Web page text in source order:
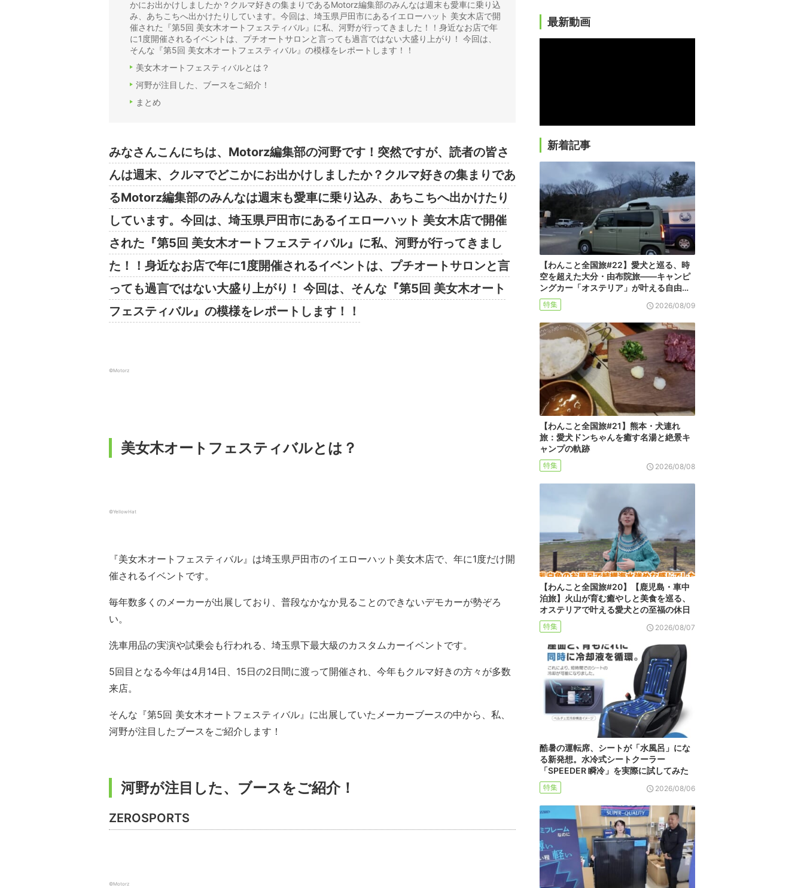
かにお出かけしましたか？クルマ好きの集まりであるMotorz編集部のみんなは週末も愛車に乗り込
み、あちこちへ出かけたりしています。今回は、埼玉県戸田市にあるイエローハット 美女木店で開
催された『第5回 美女木オートフェスティバル』に私、河野が行ってきました！！身近なお店で年
に1度開催されるイベントは、プチオートサロンと言っても過言ではない大盛り上がり！ 今回は、
そんな『第5回 美女木オートフェスティバル』の模様をレポートします！！
美女木オートフェスティバルとは？
河野が注目した、ブースをご紹介！
まとめ
みなさんこんにちは、Motorz編集部の河野です！突然ですが、読者の皆さ
んは週末、クルマでどこかにお出かけしましたか？クルマ好きの集まりであ
るMotorz編集部のみんなは週末も愛車に乗り込み、あちこちへ出かけたり
しています。今回は、埼玉県戸田市にあるイエローハット 美女木店で開催
された『第5回 美女木オートフェスティバル』に私、河野が行ってきまし
た！！身近なお店で年に1度開催されるイベントは、プチオートサロンと言
っても過言ではない大盛り上がり！ 今回は、そんな『第5回 美女木オート
フェスティバル』の模様をレポートします！！
©️Motorz
美女木オートフェスティバルとは？
©️YellowHat
『美女木オートフェスティバル』は埼玉県戸田市のイエローハット美女木店で、年に1度だけ開
催されるイベントです。
毎年数多くのメーカーが出展しており、普段なかなか見ることのできないデモカーが勢ぞろ
い。
洗車用品の実演や試乗会も行われる、埼玉県下最大級のカスタムカーイベントです。
5回目となる今年は4月14日、15日の2日間に渡って開催され、今年もクルマ好きの方々が多数
来店。
そんな『第5回 美女木オートフェスティバル』に出展していたメーカーブースの中から、私、
河野が注目したブースをご紹介します！
河野が注目した、ブースをご紹介！
ZEROSPORTS
©️Motorz
最新動画
新着記事
【わんこと全国旅#22】愛犬と巡る、時
空を超えた大分・由布院旅――キャンピ
ングカー「オステリア」が叶える自由…
特集 2026/08/09
【わんこと全国旅#21】熊本・犬連れ
旅：愛犬ドンちゃんを癒す名湯と絶景キ
ャンプの軌跡
特集 2026/08/08
【わんこと全国旅#20】【鹿児島・車中
泊旅】火山が育む癒やしと美食を巡る、
オステリアで叶える愛犬との至福の休日
特集 2026/08/07
酷暑の運転席、シートが「水風呂」にな
る新発想。水冷式シートクーラー
「SPEEDER 瞬冷」を実際に試してみた
特集 2026/08/06